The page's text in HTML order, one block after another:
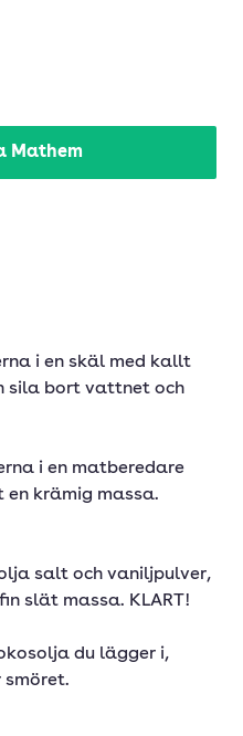
Mathem
i en skäl med kallt
sila bort vattnet och
i en matberedare
krämig massa.
salt och vaniljpulver,
slät massa. KLART!
du lägger i,